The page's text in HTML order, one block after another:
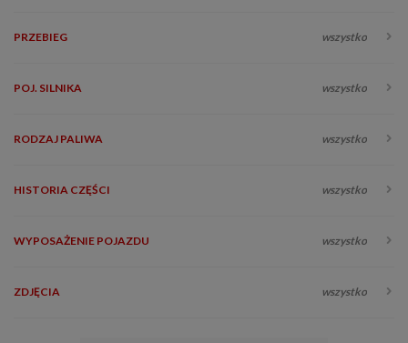
PRZEBIEG wszystko
POJ. SILNIKA wszystko
RODZAJ PALIWA wszystko
HISTORIA CZĘŚCI wszystko
WYPOSAŻENIE POJAZDU wszystko
ZDJĘCIA wszystko